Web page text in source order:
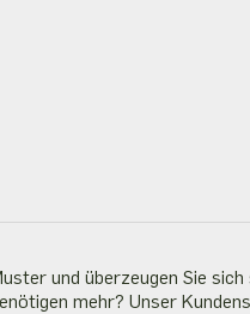
und überzeugen Sie
mehr? Unser